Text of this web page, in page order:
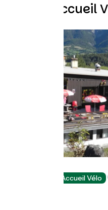
Autres Accueil
Accueil Vélo